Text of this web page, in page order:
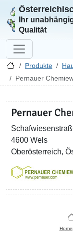
Zur Startseite
Ihr
Qualität
Produkte
Pernauer
Pernauer
4600 Wels
Oberösterreich,